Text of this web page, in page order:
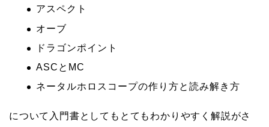
アスペクト
オーブ
ドラゴンポイント
ASCとMC
ネータルホロスコープの作り方と読み解き方
について入門書としてもとてもわかりやすく解説がさ